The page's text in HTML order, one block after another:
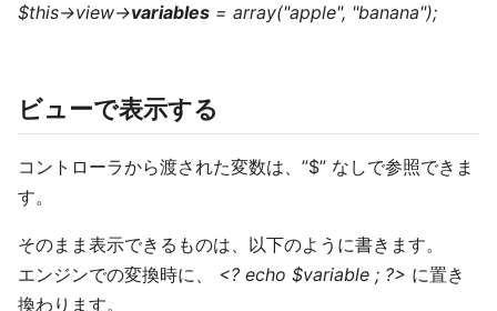
$this->view->variables = array("apple", "banana");
ビューで表示する
コントローラから渡された変数は、”$” なしで参照できま
す。
そのまま表示できるものは、以下のように書きます。
エンジンでの変換時に、 <? echo $variable ; ?> に置き
換わります。